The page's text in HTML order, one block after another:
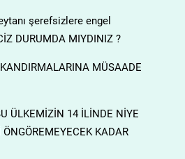
şerefsizlere engel
DURUMDA MIYDINIZ ?
MÜSAADE
ÜLKEMİZİN 14 İLİNDE NİYE
KADAR